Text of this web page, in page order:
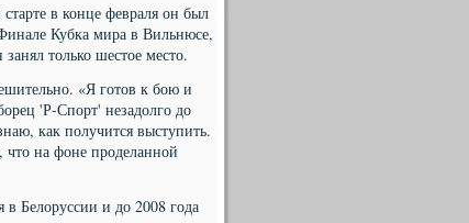
в конце февраля он был
Кубка мира в Вильнюсе,
только шестое место.
«Я готов к бою и
'Р-Спорт' незадолго до
как получится выступить.
на фоне проделанной
Белоруссии и до 2008 года